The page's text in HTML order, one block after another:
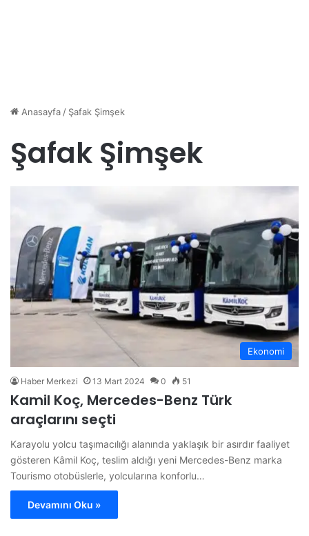
Anasayfa/ Şafak Şimşek
Şafak Şimşek
Ekonomi
Haber Merkezi 13 Mart 2024 0 51
Kamil Koç, Mercedes-Benz Türk
araçlarını seçti
Karayolu yolcu taşımacılığı alanında yaklaşık bir asırdır faaliyet
gösteren Kâmil Koç, teslim aldığı yeni Mercedes-Benz marka
Tourismo otobüslerle, yolcularına konforlu…
Devamını Oku »